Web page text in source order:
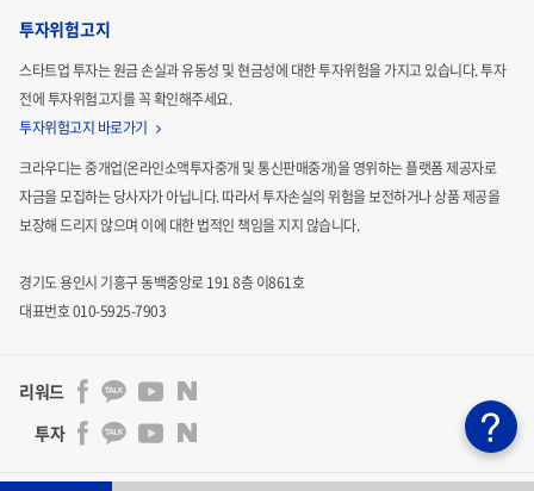
투자위험고지
스타트업 투자는 원금 손실과 유동성 및 현금성에 대한 투자위험을 가지고 있습니다.투자
전에 투자위험고지를 꼭 확인해주세요.
투자위험고지 바로가기
크라우디는 중개업(온라인소액투자중개 및 통신판매중개)을 영위하는 플랫폼 제공자로
자금을 모집하는당사자가 아닙니다. 따라서 투자손실의 위험을 보전하거나 상품 제공을
보장해 드리지 않으며 이에 대한 법적인 책임을 지지 않습니다.
경기도 용인시 기흥구 동백중앙로 191 8층 이861호
대표번호 010-5925-7903
리워드
투자